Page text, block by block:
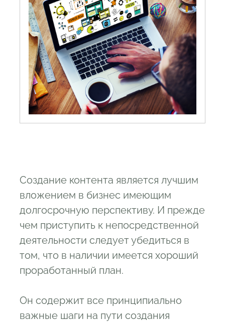
Создание контента является лучшим
вложением в бизнес имеющим
долгосрочную перспективу. И прежде
чем приступить к непосредственной
деятельности следует убедиться в
том, что в наличии имеется хороший
проработанный план.
Он содержит все принципиально
важные шаги на пути создания